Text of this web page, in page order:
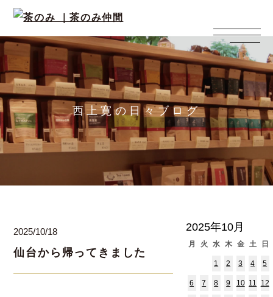
西上寛の日々ブログ
2025/10/18
仙台から帰ってきました
2025年10月
月 火 水 木 金 土 日
1 2 3 4 5
6 7 8 9 10 11 12